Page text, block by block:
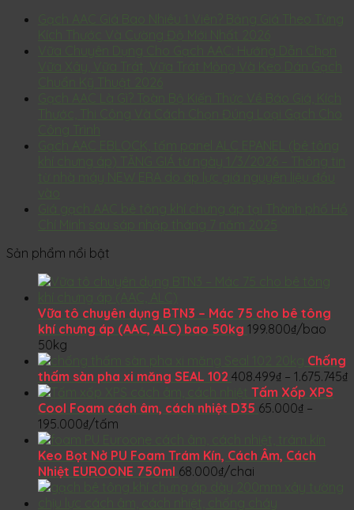
Gạch AAC Giá Bao Nhiêu 1 Viên? Bảng Giá Theo Từng
Vữa Chuyên Dụng Cho Gạch AAC: Hướng Dẫn Chọn
Vữa Xây, Vữa Trát, Vữa Trát Mỏng Và Keo Dán Gạch
Gạch AAC Là Gì? Toàn Bộ Kiến Thức Về Báo Giá, Kích
Gạch AAC EBLOCK, tấm panel ALC EPANEL (bê tông
khí chưng áp) TĂNG GIÁ từ ngày 1/3/2026 – Thông tin
từ nhà máy NEW ERA do áp lực giá nguyên liệu đầu
Giá gạch AAC bê tông khí chưng áp tại Thành phố Hồ
Sản phẩm nổi bật
Vữa tô chuyên dụng BTN3 – Mác 75 cho bê tông
khí chưng áp (AAC, ALC) bao 50kg 199.800₫/bao
50kg
Chống
thấm sàn pha xi măng SEAL 102 408.499₫ – 1.675.745₫
Tấm Xốp XPS
Cool Foam cách âm, cách nhiệt D35 65.000₫ –
195.000₫Khoảng
từ
65.000₫
đến
/tấm
Keo Bọt Nở PU Foam Trám Kín, Cách Âm, Cách
Nhiệt EUROONE 750ml 68.000₫/chai